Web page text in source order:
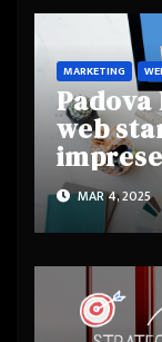
MARKETING
web
MAR 4, 2025